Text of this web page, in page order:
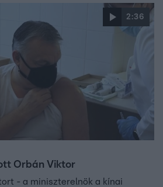
oltás megóv.
2:36
Orbán Viktor
- a miniszterelnök a kínai